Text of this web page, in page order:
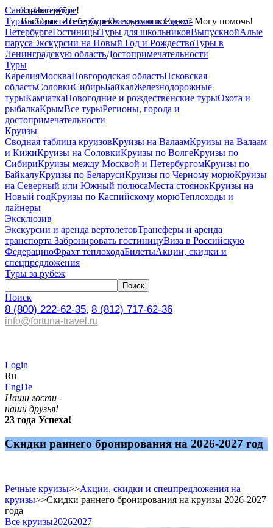
Здравствуйте!
Выбираете себе увлекательную поездку? Могу помочь!
Санкт-Петербург
Туры в Санкт-ПетербургЭкскурсии в Санкт-
ПетербургеГостиницыТуры для школьниковВыпускнойАлые
парусаЭкскурсии на Новый Год и РождествоТуры в
Ленинградскую областьДостопримечательности
Туры
КарелияМоскваНовгородская областьПсковская
областьСоловкиСибирьБайкалЖелезнодорожные
турыКамчаткаНовогодние и рождественские турыОхота и
рыбалкаКрымВсе турыРегионы, города и
достопримечательности
Круизы
Сводная таблица круизовКруизы на ВалаамКруизы на Валаам
и КижиКруизы на СоловкиКруизы по ВолгеКруизы по
СибириКруизы между Москвой и ПетербургомКруизы по
БайкалуКруизы по БеларусиКруизы по Черному морюКруизы
на Северный или Южный полюсаМеста стоянокКруизы на
Новый годКруизы по Каспийскому морюТеплоходы и
лайнеры
Эксклюзив
Экскурсии и аренда вертолетовТрансферы и аренда
транспорта Забронировать гостиницуВиза в Российскую
ФедерациюФрахт теплоходаБилетыАкции, скидки и
спецпредложения
Туры за рубеж
Поиск
8 (800) 222-62-35, 8 (812) 717-62-36
info@fortuna-travel.ru
Login
Ru
EngDe
Наши гости -
наши друзья!
23 года Успеха!
Скидки раннего бронирования на 2026-2027 год
Речные круизы>>Акции, скидки и спецпредложения на
круизы>>Скидки раннего бронирования на круизы 2026-2027
года
Все круизы20262027